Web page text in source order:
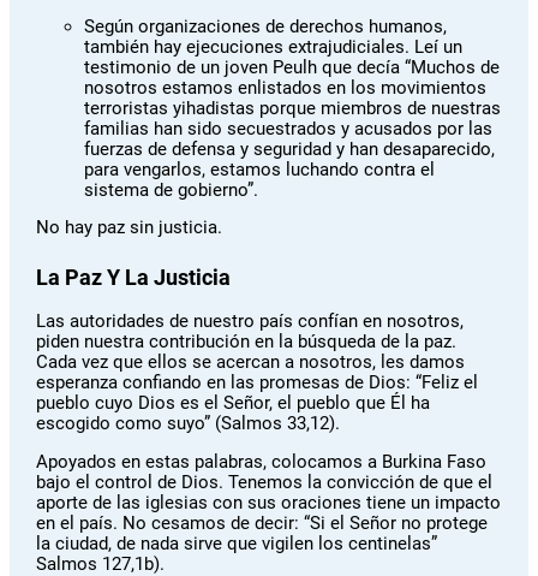
Según organizaciones de derechos humanos,
también hay ejecuciones extrajudiciales. Leí un
testimonio de un joven Peulh que decía “Muchos de
nosotros estamos enlistados en los movimientos
terroristas yihadistas porque miembros de nuestras
familias han sido secuestrados y acusados por las
fuerzas de defensa y seguridad y han desaparecido,
para vengarlos, estamos luchando contra el
sistema de gobierno”.
No hay paz sin justicia.
La Paz Y La Justicia
Las autoridades de nuestro país confían en nosotros,
piden nuestra contribución en la búsqueda de la paz.
Cada vez que ellos se acercan a nosotros, les damos
esperanza confiando en las promesas de Dios: “Feliz el
pueblo cuyo Dios es el Señor, el pueblo que Él ha
escogido como suyo” (Salmos 33,12).
Apoyados en estas palabras, colocamos a Burkina Faso
bajo el control de Dios. Tenemos la convicción de que el
aporte de las iglesias con sus oraciones tiene un impacto
en el país. No cesamos de decir: “Si el Señor no protege
la ciudad, de nada sirve que vigilen los centinelas”
Salmos 127,1b).